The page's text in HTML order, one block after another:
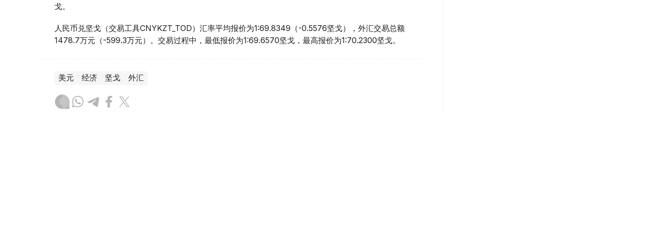
戈。
人民币兑坚戈（交易工具CNYKZT_TOD）汇率平均报价为1:69.8349（-0.5576坚戈），外汇交易总额
1478.7万元（-599.3万元）。交易过程中，最低报价为1:69.6570坚戈，最高报价为1:70.2300坚戈。
美元 经济 坚戈 外汇